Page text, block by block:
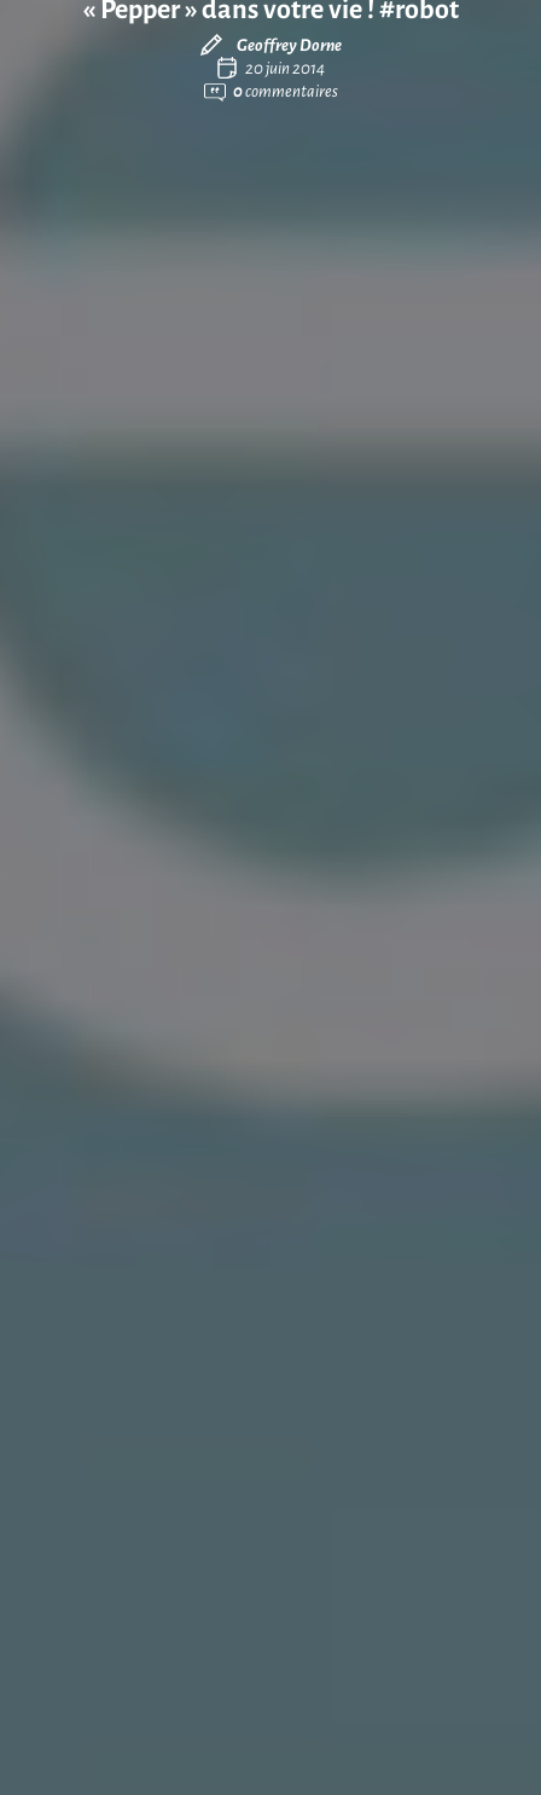
« Pepper » dans votre vie ! #robot
Geoffrey Dorne
20 juin 2014
0commentaires